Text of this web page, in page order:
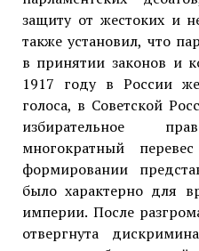
защиту от жестоких и
также установил, что
в принятии законов и
1917 году в России
голоса, в Советской
избирательное
многократный
формировании
было характерно для
империи. После
отвергнута